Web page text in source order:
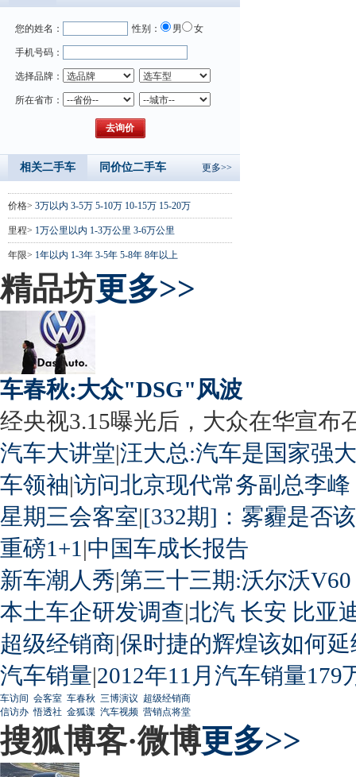
您的姓名： 性别： 男 女
手机号码：
选择品牌：
所在省市：
相关二手车 同价位二手车 更多>>
价格> 3万以内 3-5万 5-10万 10-15万 15-20万
里程> 1万公里以内 1-3万公里 3-6万公里
年限> 1年以内 1-3年 3-5年 5-8年 8年以上
精品坊更多>>
车春秋:大众"DSG"风波
经央视3.15曝光后，大众在华宣布
汽车大讲堂|汪大总:汽车是国家强
车领袖|访问北京现代常务副总李峰
星期三会客室|[332期]：雾霾是否
重磅1+1 |中国车成长报告
新车潮人秀|第三十三期:沃尔沃
本土车企研发调查|北汽 长安 比亚
超级经销商|保时捷的辉煌该如何延
汽车销量|2012年11月汽车销量179
车访间 会客室 车春秋 三博演议 超级经销商
信访办 悟透社 金狐谍 汽车视频 营销点将堂
搜狐博客·微博更多>>